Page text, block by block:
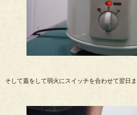
そして蓋をして弱火にスイッチを合わせて翌日ま